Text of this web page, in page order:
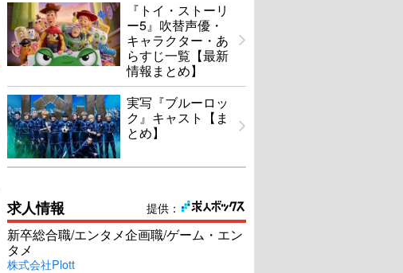
『トイ・ストーリ
ー5』吹替声優・
キャラクター・あ
らすじ一覧【最新
情報まとめ】
実写『ブルーロッ
ク』キャスト【ま
とめ】
提供：
求人情報
新卒総合職/エンタメ企画職/ゲーム・エン
タメ
株式会社Plott